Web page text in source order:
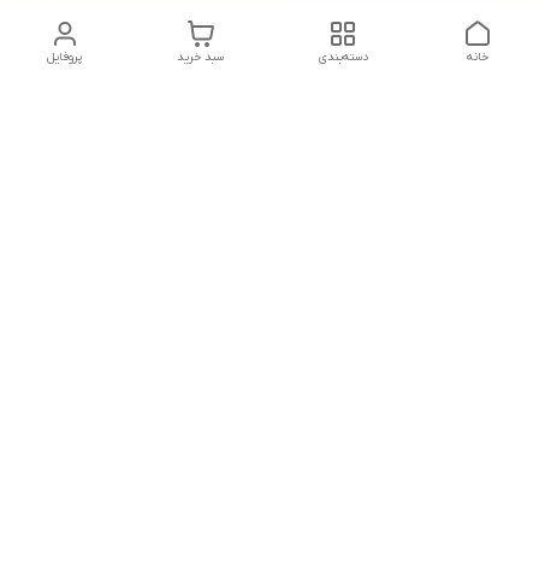
پروفایل سبد خرید دسته‌بندی خانه